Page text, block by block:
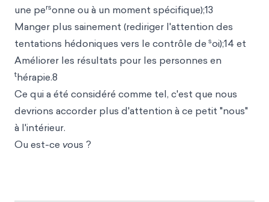
une personne ou à un moment spécifique);13
Manger plus sainement (rediriger l'attention des
tentations hédoniques vers le contrôle de soi);14 et
Améliorer les résultats pour les personnes en
thérapie.8
Ce qui a été considéré comme tel, c'est que nous
devrions accorder plus d'attention à ce petit "nous"
à l'intérieur.
Ou est-ce vous ?